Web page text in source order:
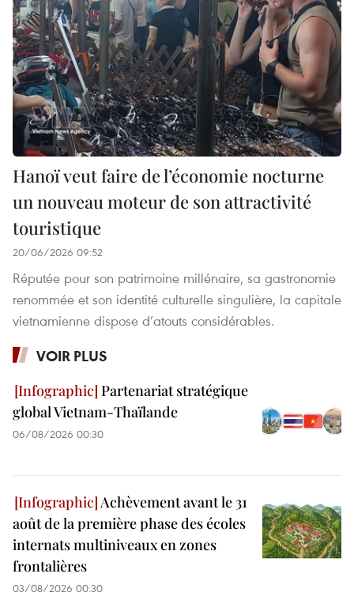
Hanoï veut faire de l’économie nocturne
un nouveau moteur de son attractivité
touristique
20/06/2026 09:52
Réputée pour son patrimoine millénaire, sa gastronomie
renommée et son identité culturelle singulière, la capitale
vietnamienne dispose d’atouts considérables.
VOIR PLUS
Partenariat stratégique
global Vietnam-Thaïlande
06/08/2026 00:30
Achèvement avant le 31
août de la première phase des écoles
internats multiniveaux en zones
frontalières
03/08/2026 00:30